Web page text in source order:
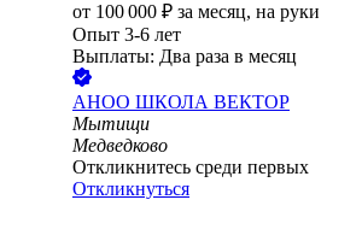
от 100 000 ₽ за месяц, на руки
Опыт 3-6 лет
Выплаты: Два раза в месяц
АНОО ШКОЛА ВЕКТОР
Мытищи
Медведково
Откликнитесь среди первых
Откликнуться